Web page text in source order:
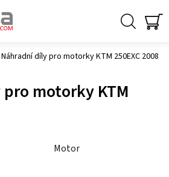
Náhradní díly pro motorky KTM 250EXC 2008
motorky KTM
Motor